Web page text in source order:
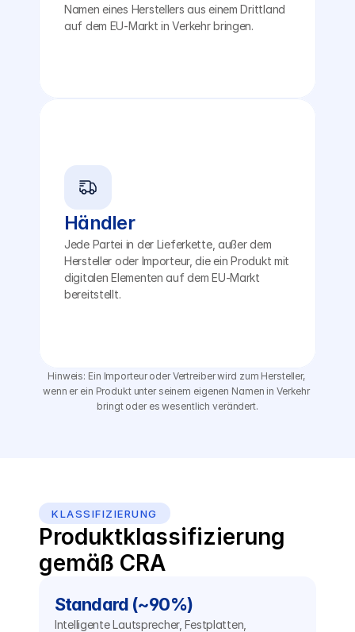
Namen eines Herstellers aus einem Drittland
auf dem EU-Markt in Verkehr bringen.
Händler
Jede Partei in der Lieferkette, außer dem
Hersteller oder Importeur, die ein Produkt mit
digitalen Elementen auf dem EU-Markt
bereitstellt.
Hinweis: Ein Importeur oder Vertreiber wird zum Hersteller,
wenn er ein Produkt unter seinem eigenen Namen in Verkehr
bringt oder es wesentlich verändert.
KLASSIFIZIERUNG
Produktklassifizierung
gemäß CRA
Standard (~90%)
Intelligente Lautsprecher, Festplatten,